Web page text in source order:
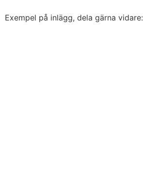
Exempel på inlägg, dela gärna vidare: